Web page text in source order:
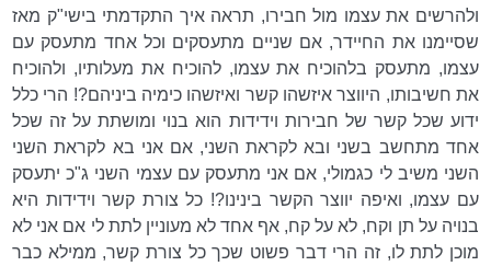
ולהרשים את עצמו מול חבירו, תראה איך התקדמתי בישי"ק מאז
שסיימנו את החיידר, אם שניים מתעסקים וכל אחד מתעסק עם
עצמו, מתעסק בלהוכיח את עצמו, להוכיח את מעלותיו, ולהוכיח
את חשיבותו, היווצר איזשהו קשר ואיזשהו כימיה ביניהם?! הרי כלל
ידוע שכל קשר של חבירות וידידות הוא בנוי ומושתת על זה שכל
אחד מתחשב בשני ובא לקראת השני, אם אני בא לקראת השני
השני משיב לי כגמולי, אם אני מתעסק עם עצמי השני ג"כ יתעסק
עם עצמו, ואיפה יווצר הקשר בינינו?! כל צורת קשר וידידות היא
בנויה על תן וקח, לא על קח, אף אחד לא מעוניין לתת לי אם אני לא
מוכן לתת לו, זה הרי דבר פשוט שכך כל צורת קשר, ממילא כבר